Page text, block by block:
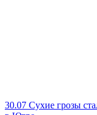
30.07 Сухие грозы